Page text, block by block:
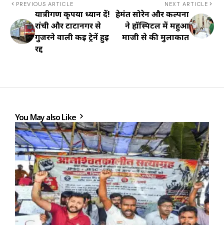
PREVIOUS ARTICLE
यात्रीगण कृपया ध्यान दें!
रांची और टाटानगर से
गुजरने वाली कई ट्रेनें हुई
रद्द
NEXT ARTICLE
हेमंत सोरेन और कल्पना
ने हॉस्पिटल में महुआ
माजी से की मुलाकात
You May also Like